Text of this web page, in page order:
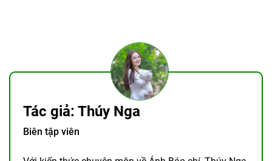
Tác giả: Thúy Nga
Biên tập viên